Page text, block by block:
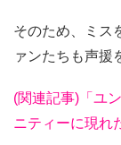
そのため、ミス
ァンたちも声援
(関連記事)「ユ
ニティーに現れ